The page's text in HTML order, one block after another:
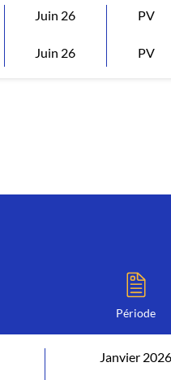
Juin 26 PV
Juin 26 PV
Période
Janvier 2026